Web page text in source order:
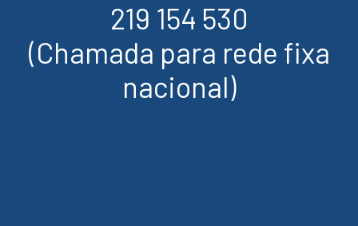
219 154 530
(Chamada para rede fixa
nacional)